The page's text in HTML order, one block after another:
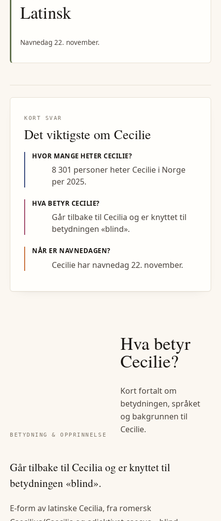
Latinsk
Navnedag 22. november.
KORT SVAR
Det viktigste om Cecilie
HVOR MANGE HETERCECILIE?
8 301 personer heter Cecilie i Norge
per 2025.
HVA BETYR CECILIE?
Går tilbake til Cecilia og er knyttet til
betydningen «blind».
NÅR ER NAVNEDAGEN?
Cecilie har navnedag 22. november.
BETYDNING & OPPRINNELSE
Hva betyr
Cecilie?
Kort fortalt om
betydningen, språket
og bakgrunnen til
Cecilie.
Går tilbake til Cecilia og er knyttet til
betydningen «blind».
E-form av latinske Cecilia, fra romersk